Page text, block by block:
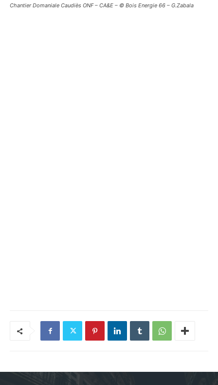
Chantier Domaniale Caudiès ONF – CA&E – © Bois Energie 66 – G.Zabala